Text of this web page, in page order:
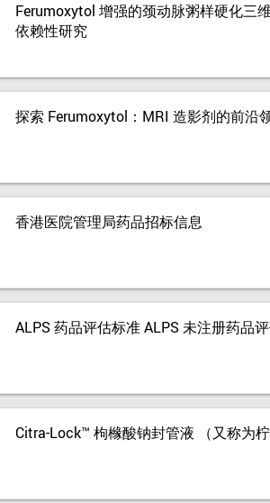
Ferumoxytol 增强的颈动脉粥样硬化三
依赖性研究
探索 Ferumoxytol：MRI 造影剂的前沿
香港医院管理局药品招标信息
ALPS 药品评估标准 ALPS 未注册药品
Citra-Lock™ 枸橼酸钠封管液 （又称为